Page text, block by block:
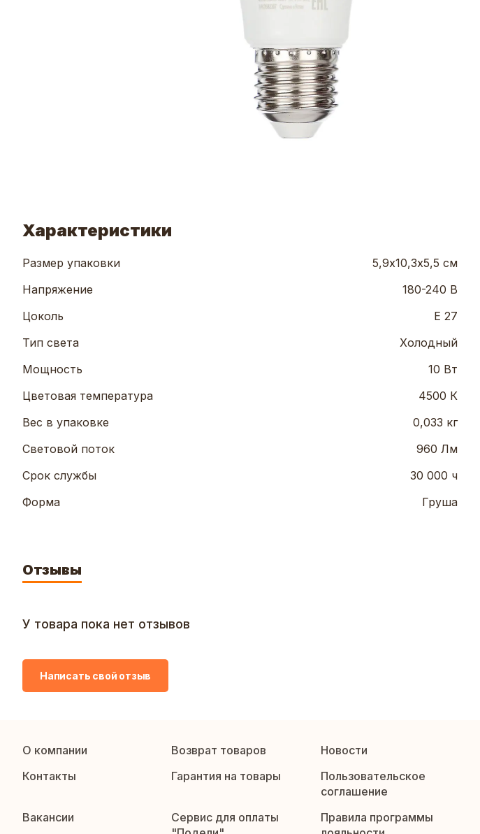
Характеристики
Размер упаковки
5,9х10,3х5,5 см
Напряжение
180-240 В
Цоколь
Е 27
Тип света
Холодный
Мощность
10 Вт
Цветовая температура
4500 К
Вес в упаковке
0,033 кг
Световой поток
960 Лм
Срок службы
30 000 ч
Форма
Груша
Отзывы
У товара пока нет отзывов
Написать свой отзыв
О компании Возврат товаров
Новости
Контакты
Гарантия на товары
Пользовательское
соглашение
Вакансии
Сервис для оплаты
Правила программы